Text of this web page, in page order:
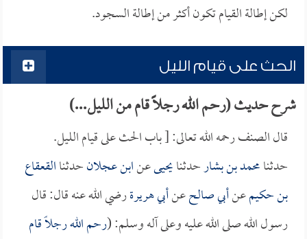
لكن إطالة القيام تكون أكثر من إطالة السجود.
الحث على قيام الليل
شرح حديث (رحم الله رجلاً قام من الليل...)
قال الصنف رحمه الله تعالى: [ باب الحث على قيام الليل.
حدثنامحمد بن بشارحدثنايحيىعنابن عجلانحدثناالقعقاع
بن حكيمعنأبي صالحعنأبي هريرةرضي الله عنه قال: قال
رسول الله صلى الله عليه وعلى آله وسلم: (رحم الله رجلاً قام